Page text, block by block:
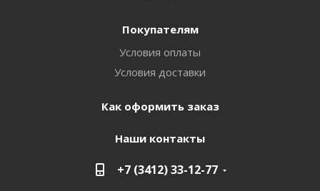
Покупателям
Условия оплаты
Условия доставки
Как оформить заказ
Наши контакты
+7 (3412) 33-12-77